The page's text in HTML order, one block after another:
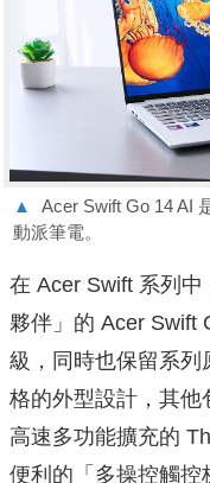
▲
Acer Swift Go 14 AI
動派筆電。
在 Acer Swift 系列
夥伴」的 Acer Swift
級，同時也保留系
格的外型設計，其他
高速多功能擴充的
便利的「多操控觸